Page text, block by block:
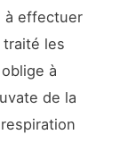
à effectuer
les
à
de la